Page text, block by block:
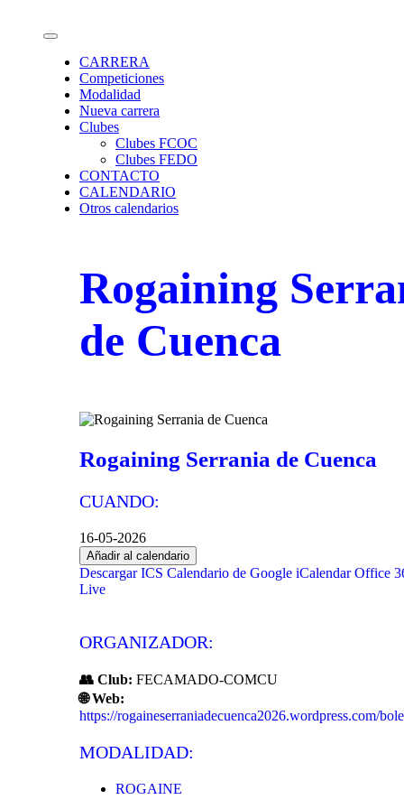
CARRERA
Competiciones
Modalidad
Nueva carrera
Clubes
Clubes FCOC
Clubes FEDO
CONTACTO
CALENDARIO
Otros calendarios
Rogaining
de Cuenca
Rogaining Serrania de Cuenca
CUANDO:
16-05-2026
Añadir al calendario
Descargar ICS Calendario de Google iCalendar Office
Live
ORGANIZADOR:
👥 Club: FECAMADO-COMCU
🌐 Web:
https://rogaineserraniadecuenca2026.wordpress.com/
MODALIDAD:
ROGAINE